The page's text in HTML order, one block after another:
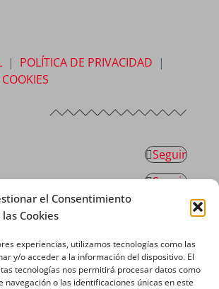
el Consentimiento
Cookies
experiencias, utilizamos tecnologías como las
y/o acceder a la información del dispositivo. El
tecnologías nos permitirá procesar datos como
navegación o las identificaciones únicas en este
| POLÍTICA DE PRIVACIDAD |
Seguir
Seguir
Seguir